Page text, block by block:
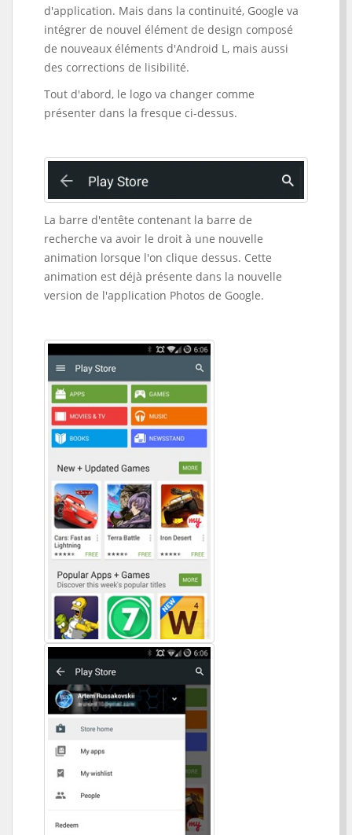
d'application. Mais dans la continuité, Google va
intégrer de nouvel élément de design composé
de nouveaux éléments d'Android L, mais aussi
des corrections de lisibilité.
Tout d'abord, le logo va changer comme
présenter dans la fresque ci-dessus.
La barre d'entête contenant la barre de
recherche va avoir le droit à une nouvelle
animation lorsque l'on clique dessus. Cette
animation est déjà présente dans la nouvelle
version de l'application Photos de Google.